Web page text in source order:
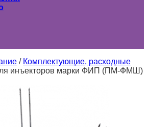
/ Комплектующие, расходные
инъекторов марки ФИП (ПМ-ФМШ)